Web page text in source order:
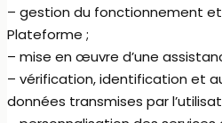
– gestion du fonctionnement
Plateforme ;
– mise en œuvre d’une
– vérification, identification et
données transmises par